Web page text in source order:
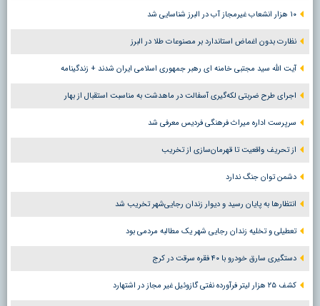
۱۰ هزار انشعاب غیرمجاز آب در البرز شناسایی شد
نظارت بدون اغماض استاندارد بر مصنوعات طلا در البرز
آیت الله سید مجتبی خامنه ای رهبر جمهوری اسلامی ایران شدند + زندگینامه
اجرای طرح ضربتی لکه‌گیری آسفالت در ماهدشت به مناسبت استقبال از بهار
سرپرست اداره میراث فرهنگی فردیس معرفی شد
از تحریف واقعیت تا قهرمان‌سازی از تخریب
دشمن توان جنگ ندارد
انتظارها به پایان رسید و دیوار زندان رجایی‌شهر تخریب شد
تعطیلی و تخلیه زندان رجایی شهر یک مطالبه مردمی بود
دستگیری سارق خودرو با ۴۰ فقره سرقت در کرج
کشف ۲۵ هزار لیتر فرآورده نفتی گازوئیل غیر مجاز در اشتهارد